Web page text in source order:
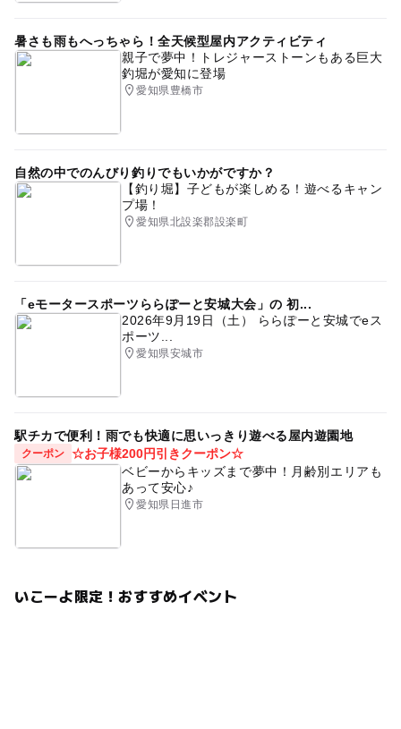
暑さも雨もへっちゃら！全天候型屋内アクティビティ
親子で夢中！トレジャーストーンもある巨大
釣堀が愛知に登場
愛知県豊橋市
自然の中でのんびり釣りでもいかがですか？
【釣り堀】子どもが楽しめる！遊べるキャン
プ場！
愛知県北設楽郡設楽町
「eモータースポーツららぽーと安城大会」の 初...
2026年9月19日（土） ららぽーと安城でeス
ポーツ...
愛知県安城市
駅チカで便利！雨でも快適に思いっきり遊べる屋内遊園地
クーポン ☆お子様200円引きクーポン☆
ベビーからキッズまで夢中！月齢別エリアも
あって安心♪
愛知県日進市
いこーよ限定！おすすめイベント